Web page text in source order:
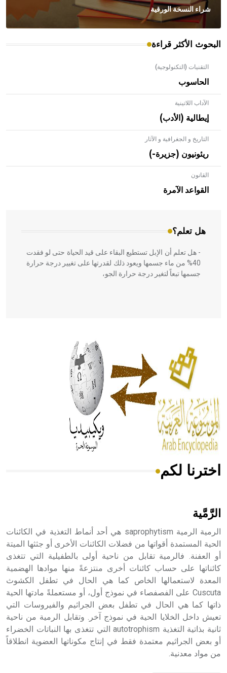
شراء النسخة الورقية
البحوث الأكثر قراءة
التقنيات (التكنولوجية)
الحاسوب
الآداب اللاتينية
إيطالية (الأدب)
التاريخ و الجغرافية و الآثار
ريئونيون (جزيرة-)
القانون
القواعد الآمرة
هل تعلم؟
- هل تعلم أن الأبلق نوع من الفنون الهندسية التي ارتبطت
بالعمارة الإسلامية في بلاد الشام ومصر خاصة، حيث يحرص
المعمار على بناء مداميكه وخاصة في الواجهات
- هل تعلم أن الإبل تستطيع البقاء على قيد الحياة حتى لو فقدت
40% من ماء جسمها ويعود ذلك لقدرتها على تغيير درجة حرارة
جسمها تبعاً لتغير درجة حرارة الجو،
الحكم، الأدلة، تنظيم التغذية، ورسالته في جروح الرأس. ويعود
له الفضل بأنه حرر الطب من الدين والفلسفة.
- هل تعلم أن المرجان إفراز حيواني يتكون في البحر ويتركب
من مادة كربونات الكلسيوم، وهو أحمر أو شديد الحمرة وهو
أجود أنواعه، ويمتاز بكبر الحجم ويسمى الش
هل تعلم أن الأبسيد كلمة فرنسية اللفظ تم اعتمادها مصطلحاً
- هل تعلم أن أبجر Abgar اسم معروف جيداً يعود إلى عدد من
الملوك الذين حكموا مدينة إديسا (الرها) من أبجر الأول وحتى
التاسع، وهم ينتسبون إلى أسرة أوسروين
- هل تعلم أن الأبجدية الكنعانية تتألف من /22/ علامة كتابية
sign تكتب منفصلة غير متصلة، وتعتمد المبدأ الأكوروفوني،
حيث تقتصر القيمة الصوتية للعلامة الك
اخترنا لكم
الرَّمَّية
الرمية الرمية saprophytism هي أحد أنماط التغذية في الكائنات
الحية المستمدة أقواتها من فضلات الكائنات الأخرى أو جثثها الميتة
أو العفنة. فالرمية تقابل من ناحية أولى بالطفيلية التي تتغذى
كائناتها على حساب كائنات أخرى منتزعةً منها موادها الهضمية
المعدة لاستعمالها الخاص كما هي الحال في تطفل الكشوث
Cuscuta على الفصفصاء في نموذج أول، أو مستعملةً مادتها الحية
ذاتها كما هي الحال في تطفل بعض الجراثيم والفيروسات التي
تعيش داخل الخلايا الحية في نموذج آخر. وتقابل الرمية من ناحية
ثانية بذاتية التغذية autotrophism التي تتغذى بها النباتات الخضراء
أو بعض الجراثيم معتمدة فقط في إنتاج مكوناتها العضوية انطلاقاً
من مواد معدنية.